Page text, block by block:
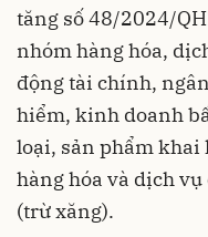
tăng số 48/2024/
nhóm hàng hóa,
động tài chính,
hiểm, kinh doanh
loại, sản phẩm khai
hàng hóa và dịch
(trừ xăng).